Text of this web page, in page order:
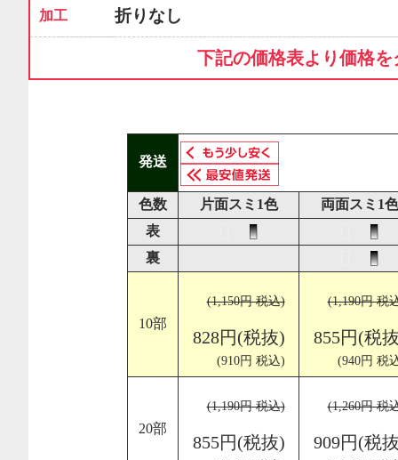
加工 折りなし
下記の価格表より価格
発送
色数 片面スミ1色
両面スミ1色
表
裏
10部
(1,150円 税込)
828円(税抜)
(910円 税込)
(1,190円 税
855円(税
(940円 税
20部
(1,190円 税込)
855円(税抜)
(1,260円 税
909円(税